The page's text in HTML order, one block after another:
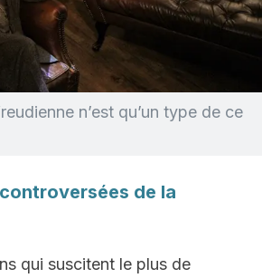
n’est qu’un type de ce
de la
qui suscitent le plus de